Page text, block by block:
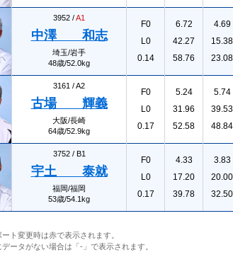
3952 /A1
中澤 和志
埼玉/岩手
48歳/52.0kg
F0
L0
0.14
6.72
42.27
58.76
4.69
15.38
23.08
3161 /A2
古場 輝義
大阪/長崎
64歳/52.9kg
F0
L0
0.17
5.24
31.96
52.58
5.74
39.53
48.84
3752 / B1
宇土 泰就
福岡/福岡
53歳/54.1kg
F0
L0
0.17
4.33
17.20
39.78
3.83
20.00
32.50
ト変更時は赤で表示されます。
ータがない場合は「-」で表示されます。